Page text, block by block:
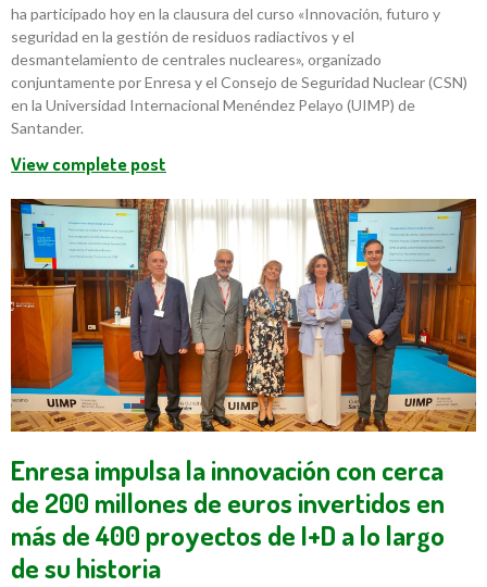
ha participado hoy en la clausura del curso «Innovación, futuro y
seguridad en la gestión de residuos radiactivos y el
desmantelamiento de centrales nucleares», organizado
conjuntamente por Enresa y el Consejo de Seguridad Nuclear (CSN)
en la Universidad Internacional Menéndez Pelayo (UIMP) de
Santander.
View complete post
Enresa impulsa la innovación con cerca
de 200 millones de euros invertidos en
más de 400 proyectos de I+D a lo largo
de su historia